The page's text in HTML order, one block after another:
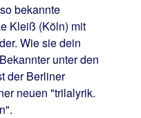
bekannte
Kleiß (Köln) mit
Wie sie dein
unter den
der Berliner
neuen "trilalyrik.